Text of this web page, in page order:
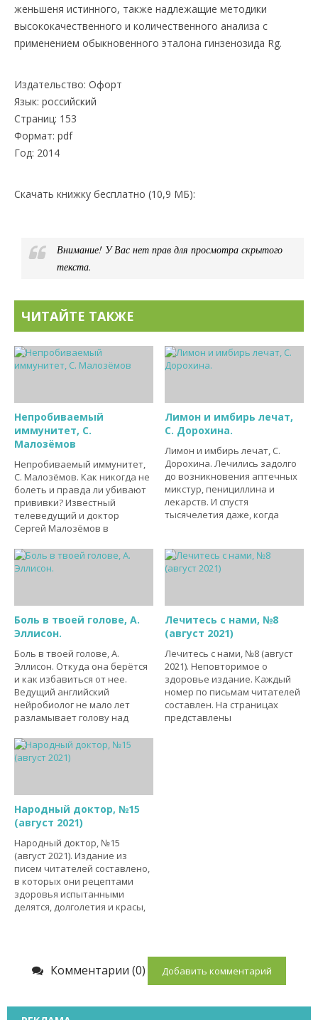
женьшеня истинного, также надлежащие методики
высококачественного и количественного анализа с
применением обыкновенного эталона гинзенозида Rg.
Издательство: Офорт
Язык: российский
Страниц: 153
Формат: pdf
Год: 2014
Скачать книжку бесплатно (10,9 МБ):
Внимание! У Вас нет прав для просмотра скрытого
текста.
ЧИТАЙТЕ ТАКЖЕ
Непробиваемый
иммунитет, С.
Малозёмов
Непробиваемый иммунитет,
С. Малозёмов. Как никогда не
болеть и правда ли убивают
прививки? Известный
телеведущий и доктор
Сергей Малозёмов в
Лимон и имбирь лечат,
С. Дорохина.
Лимон и имбирь лечат, С.
Дорохина. Лечились задолго
до возникновения аптечных
микстур, пенициллина и
лекарств. И спустя
тысячелетия даже, когда
Боль в твоей голове, А.
Эллисон.
Боль в твоей голове, А.
Эллисон. Откуда она берётся
и как избавиться от нее.
Ведущий английский
нейробиолог не мало лет
разламывает голову над
Лечитесь с нами, №8
(август 2021)
Лечитесь с нами, №8 (август
2021). Неповторимое о
здоровье издание. Каждый
номер по письмам читателей
составлен. На страницах
представлены
Народный доктор, №15
(август 2021)
Народный доктор, №15
(август 2021). Издание из
писем читателей составлено,
в которых они рецептами
здоровья испытанными
делятся, долголетия и красы,
Комментарии (0) Добавить комментарий